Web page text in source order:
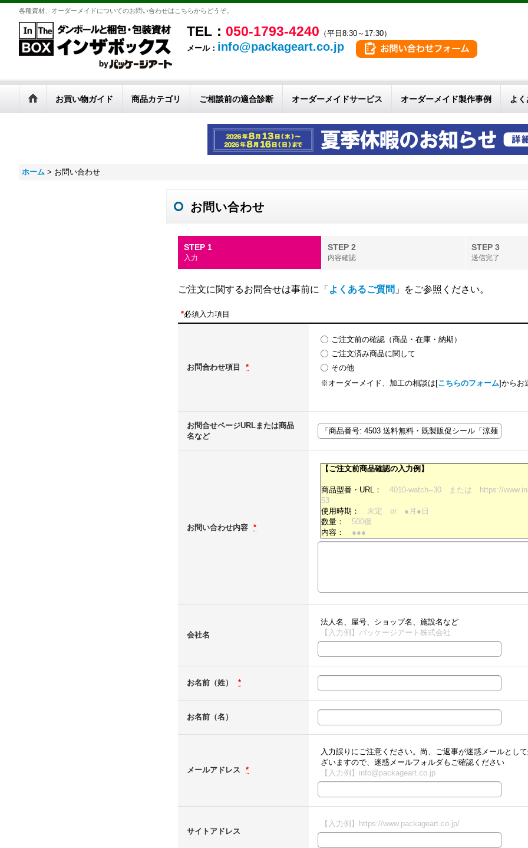
各種資材、オーダーメイドについてのお問い合わせはこちらからどうぞ。
TEL： 050-1793-4240 （平日8:30～17:30）
メール： info@packageart.co.jp
お買い物ガイド 商品カテゴリ ご相談前の適合診断 オーダーメイドサービス オーダーメイド製作事例 よ
ホーム > お問い合わせ
お問い合わせ
STEP 1
入力
STEP 2
内容確認
STEP 3
送信完了
ご注文に関するお問合せは事前に「 よくあるご質問 」をご参照ください。
*必須入力項目
お問合わせ項目 *
ご注文前の確認（商品・在庫・納期）
ご注文済み商品に関して
その他
※オーダーメイド、加工の相談は[こちらのフォーム]からお
お問合せページURLまたは商品
名など
お問い合わせ内容 *
【ご注文前商品確認の入力例】
商品型番・URL： 4010-watch--30 または https://
53
使用時期： 未定 or ●月●日
数量： 500個
内容： ●●●
会社名
法人名、屋号、ショップ名、施設名など
【入力例】パッケージアート株式会社
お名前（姓） *
お名前（名）
メールアドレス *
入力誤りにご注意ください。尚、ご返事が迷惑メールとし
ざいますので、迷惑メールフォルダもご確認ください
【入力例】info@packageart.co.jp
サイトアドレス
【入力例】https://www.packageart.co.jp/